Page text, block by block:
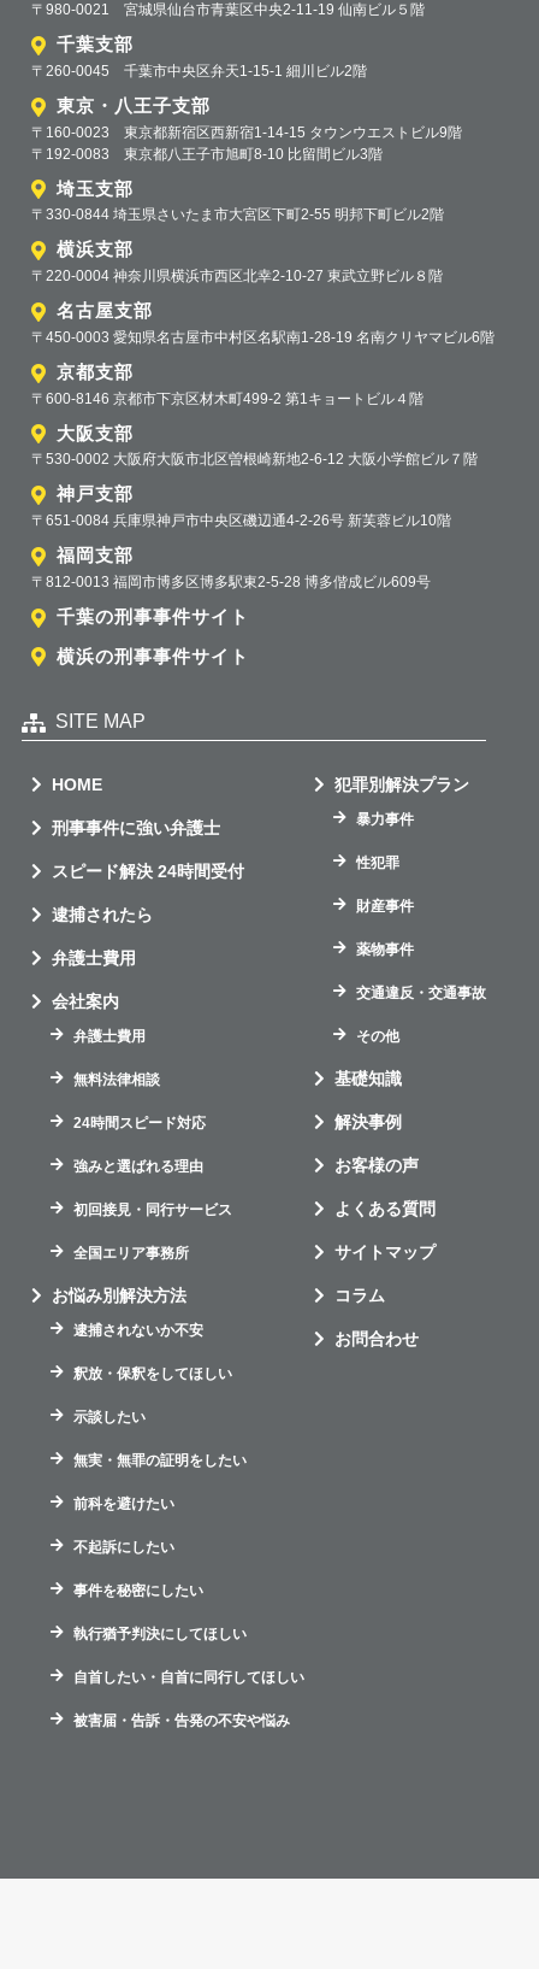
〒980-0021 宮城県仙台市青葉区中央2-11-19 仙南ビル５階
千葉支部
〒260-0045 千葉市中央区弁天1-15-1 細川ビル2階
東京・八王子支部
〒160-0023 東京都新宿区西新宿1-14-15 タウンウエストビル9階
〒192-0083 東京都八王子市旭町8-10 比留間ビル3階
埼玉支部
〒330-0844 埼玉県さいたま市大宮区下町2-55 明邦下町ビル2階
横浜支部
〒220-0004 神奈川県横浜市西区北幸2-10-27 東武立野ビル８階
名古屋支部
〒450-0003 愛知県名古屋市中村区名駅南1-28-19 名南クリヤマビル6階
京都支部
〒600-8146 京都市下京区材木町499-2 第1キョートビル４階
大阪支部
〒530-0002 大阪府大阪市北区曽根崎新地2-6-12 大阪小学館ビル７階
神戸支部
〒651-0084 兵庫県神戸市中央区磯辺通4-2-26号 新芙蓉ビル10階
福岡支部
〒812-0013 福岡市博多区博多駅東2-5-28 博多偕成ビル609号
千葉の刑事事件サイト
横浜の刑事事件サイト
SITE MAP
HOME
刑事事件に強い弁護士
スピード解決 24時間受付
逮捕されたら
弁護士費用
会社案内
弁護士費用
無料法律相談
24時間スピード対応
強みと選ばれる理由
初回接見・同行サービス
全国エリア事務所
お悩み別解決方法
逮捕されないか不安
釈放・保釈をしてほしい
示談したい
無実・無罪の証明をしたい
前科を避けたい
不起訴にしたい
事件を秘密にしたい
執行猶予判決にしてほしい
自首したい・自首に同行してほしい
被害届・告訴・告発の不安や悩み
犯罪別解決プラン
暴力事件
性犯罪
財産事件
薬物事件
交通違反・交通事故
その他
基礎知識
解決事例
お客様の声
よくある質問
サイトマップ
コラム
お問合わせ